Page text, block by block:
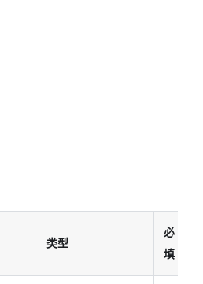
类型
必
填